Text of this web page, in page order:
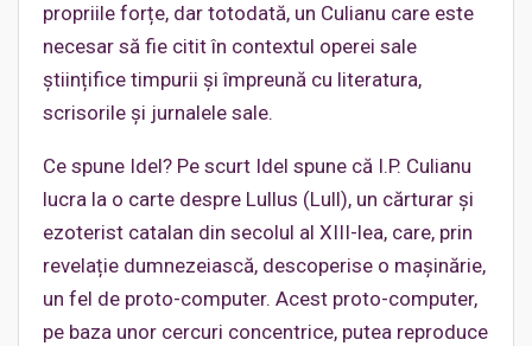
propriile forțe, dar totodată, un Culianu care este
necesar să fie citit în contextul operei sale
științifice timpurii și împreună cu literatura,
scrisorile și jurnalele sale.
Ce spune Idel? Pe scurt Idel spune că I.P. Culianu
lucra la o carte despre Lullus (Lull), un cărturar și
ezoterist catalan din secolul al XIII-lea, care, prin
revelație dumnezeiască, descoperise o mașinărie,
un fel de proto-computer. Acest proto-computer,
pe baza unor cercuri concentrice, putea reproduce